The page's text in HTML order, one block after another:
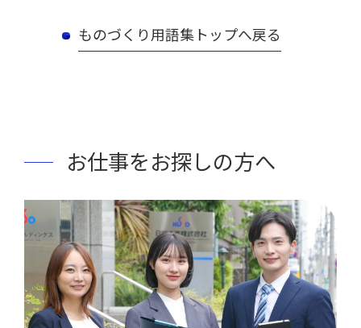
ものづくり用語集トップへ戻る
お仕事をお探しの方へ